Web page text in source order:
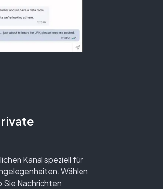
Kanal speziell für
Wählen
Sie Nachrichten